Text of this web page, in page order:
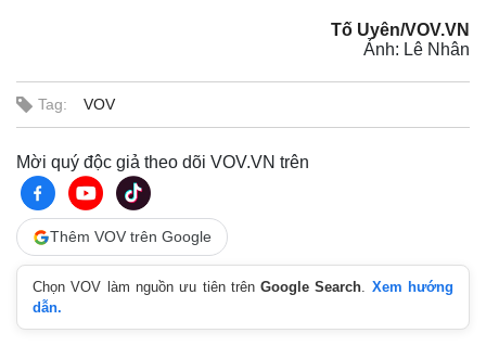
Pháp luật
Tố Uyên/VOV.VN
Ảnh: Lê Nhân
Tag: VOV
Mời quý độc giả theo dõi VOV.VN trên
Thêm VOV trên Google
Chọn VOV làm nguồn ưu tiên trênGoogle Search. Xem hướng
dẫn.